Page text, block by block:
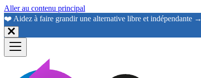
Aller au contenu principal
❤️ Aidez à faire grandir une alternative libre et indépendante →